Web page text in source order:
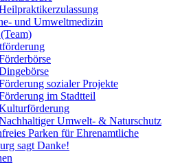
und Umweltmedizin
sozialer Projekte
im Stadtteil
Umwelt- & Naturschutz
Parken für Ehrenamtliche
sagt Danke!